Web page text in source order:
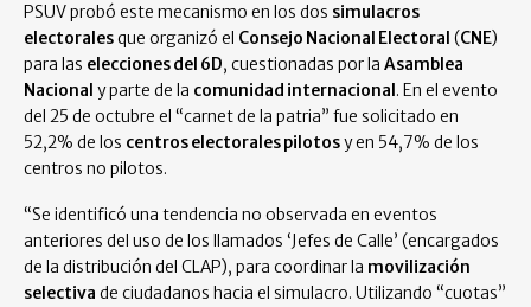
PSUV probó este mecanismo en los dos simulacros
electoralesque organizó el Consejo Nacional Electoral (CNE)
para las elecciones del 6D, cuestionadas por la Asamblea
Nacional y parte de la comunidad internacional. En el evento
del 25 de octubre el “carnet de la patria” fue solicitado en
52,2% de los centros electorales pilotosy en 54,7% de los
centros no pilotos.
“Se identificó una tendencia no observada en eventos
anteriores del uso de los llamados ‘Jefes de Calle’ (encargados
de la distribución del CLAP), para coordinar la movilización
selectiva de ciudadanos hacia el simulacro. Utilizando “cuotas”